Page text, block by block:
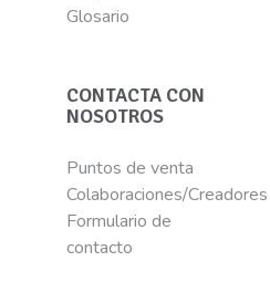
Glosario
CONTACTA CON
NOSOTROS
Puntos de venta
Colaboraciones/Creadores
Formulario de
contacto